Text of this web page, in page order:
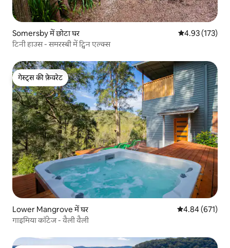
Somersby में छोटा घर औसत रेटिंग 5 में से
4.93 (173)
टिनी हाउस - समरस्बी में ट्विन एल्क्स
गेस्ट्स की फ़ेवरेट
गेस्ट्स की फ़ेवरेट
Lower Mangrove में घर औसत रेटिंग 5 में से
4.84 (671)
गाइमिया कॉटेज - वैली वैली